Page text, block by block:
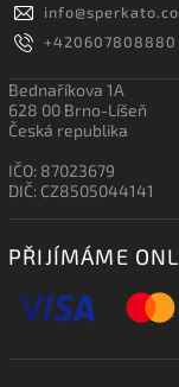
info@
+420607808880
Bednaříkova 1A
628 00 Brno-Líšeň
Česká republika
IČO: 87023679
DIČ: CZ8505044141
PŘIJÍMÁME